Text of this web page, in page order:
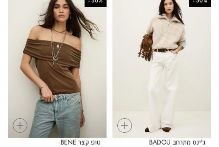
+
ג'ינס מתרחב BADOU
+
טופ קצר BENE